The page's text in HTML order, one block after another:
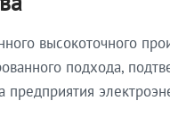
высокоточного
подхода,
предприятия